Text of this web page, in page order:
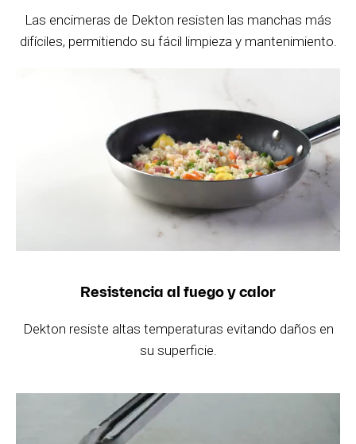
Las encimeras de Dekton resisten las manchas más
difíciles, permitiendo su fácil limpieza y mantenimiento.
Resistencia al fuego y calor
Dekton resiste altas temperaturas evitando daños en
su superficie.